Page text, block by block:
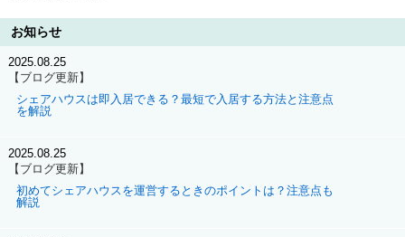
お知らせ
2025.08.25
【ブログ更新】
シェアハウスは即入居できる？最短で入居する方法と注意点
を解説
2025.08.25
【ブログ更新】
初めてシェアハウスを運営するときのポイントは？注意点も
解説